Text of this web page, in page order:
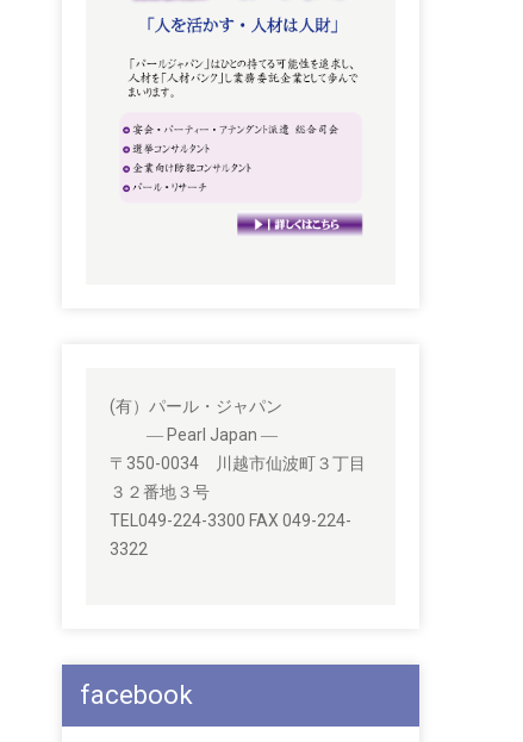
(有）パール・ジャパン
― Pearl Japan ―
〒350-0034 川越市仙波町３丁目
３２番地３号
TEL049-224-3300 FAX 049-224-
3322
facebook